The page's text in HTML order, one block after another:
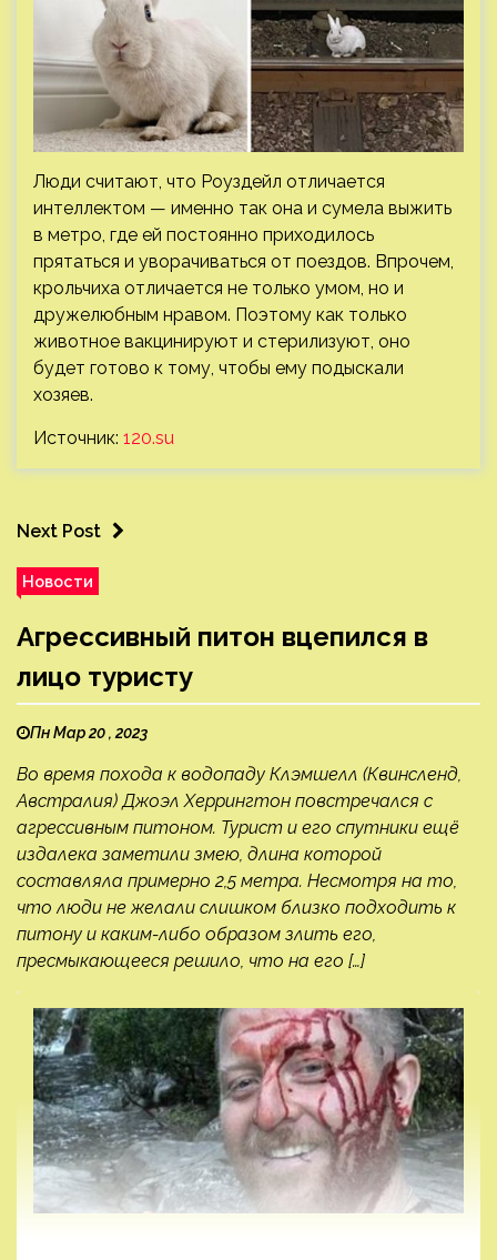
Люди считают, что Роуздейл отличается
интеллектом — именно так она и сумела выжить
в метро, где ей постоянно приходилось
прятаться и уворачиваться от поездов. Впрочем,
крольчиха отличается не только умом, но и
дружелюбным нравом. Поэтому как только
животное вакцинируют и стерилизуют, оно
будет готово к тому, чтобы ему подыскали
хозяев.
Источник: 120.su
Next Post
Новости
Агрессивный питон вцепился в
лицо туристу
Пн Мар 20 , 2023
Во время похода к водопаду Клэмшелл (Квинсленд,
Австралия) Джоэл Херрингтон повстречался с
агрессивным питоном. Турист и его спутники ещё
издалека заметили змею, длина которой
составляла примерно 2,5 метра. Несмотря на то,
что люди не желали слишком близко подходить к
питону и каким-либо образом злить его,
пресмыкающееся решило, что на его […]